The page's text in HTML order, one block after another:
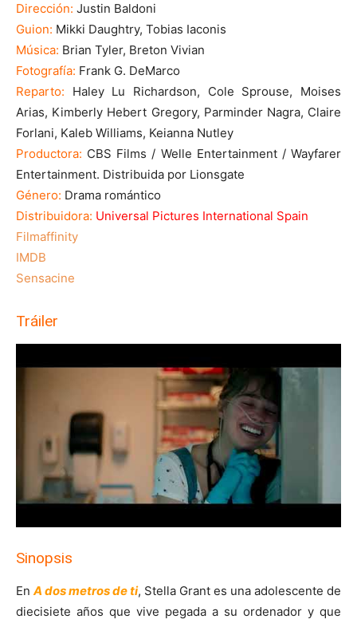
Dirección: Justin Baldoni
Guion: Mikki Daughtry, Tobias Iaconis
Música: Brian Tyler, Breton Vivian
Fotografía: Frank G. DeMarco
Reparto: Haley Lu Richardson, Cole Sprouse, Moises
Arias, Kimberly Hebert Gregory, Parminder Nagra, Claire
Forlani, Kaleb Williams, Keianna Nutley
Productora: CBS Films / Welle Entertainment / Wayfarer
Entertainment. Distribuida por Lionsgate
Género: Drama romántico
Distribuidora: Universal Pictures International Spain
Filmaffinity
IMDB
Sensacine
Tráiler
Sinopsis
EnA dos metros de ti, Stella Grant es una adolescente de
diecisiete años que vive pegada a su ordenador y que